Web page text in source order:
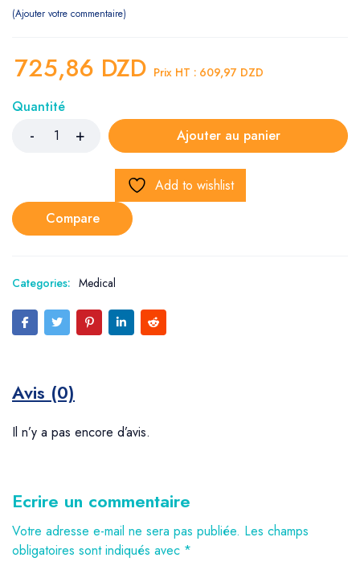
Ajouter votre commentaire
725,86 DZD Prix HT : 609,97 DZD
Quantité
Ajouter au panier
Add to wishlist
Compare
Categories: Medical
Avis (0)
Il n’y a pas encore d’avis.
Ecrire un commentaire
Votre adresse e-mail ne sera pas publiée. Les champs
obligatoires sont indiqués avec *